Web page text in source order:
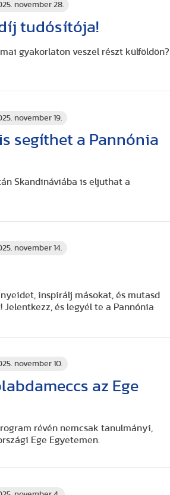
november 28.
tudósítója!
gyakorlaton veszel részt külföldön?
november 19.
segíthet a Pannónia
Skandináviába is eljuthat a
november 14.
inspirálj másokat, és mutasd
és legyél te a Pannónia
november 10.
az Ege
révén nemcsak tanulmányi,
Ege Egyetemen.